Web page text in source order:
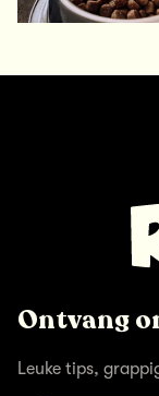
Ontvang
Leuke tips,